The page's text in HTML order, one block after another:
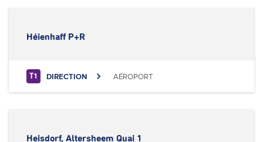
Héienhaff P+R
T1 DIRECTION AÉROPORT
Heisdorf, Altersheem Quai 1